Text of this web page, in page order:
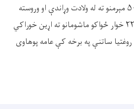
تطبیق کړي، همدا ډول ۵۰۹ مېرمنو ته له ولادت وړاندې او وروسته
لازمې روغتیایي مشورې، ۲۲۱ خوار ځواکو ماشومانو ته اړین خوراکي
ته يې د روغتیا ساتنې په برخه کې عامه پوهاوی